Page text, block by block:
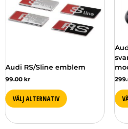
Audi RS/Sline emblem
99.00 kr
VÄLJ ALTERNATIV
olika
alternativen
på